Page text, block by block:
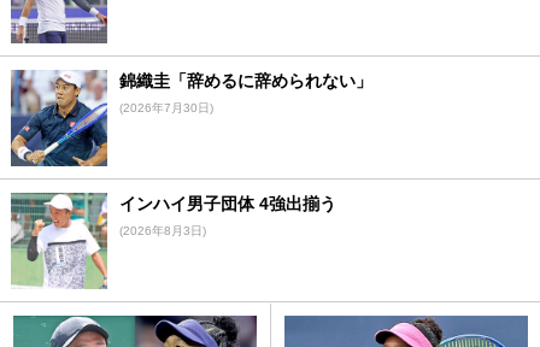
錦織圭「辞めるに辞められない」
(2026年7月30日)
インハイ男子団体 4強出揃う
(2026年8月3日)